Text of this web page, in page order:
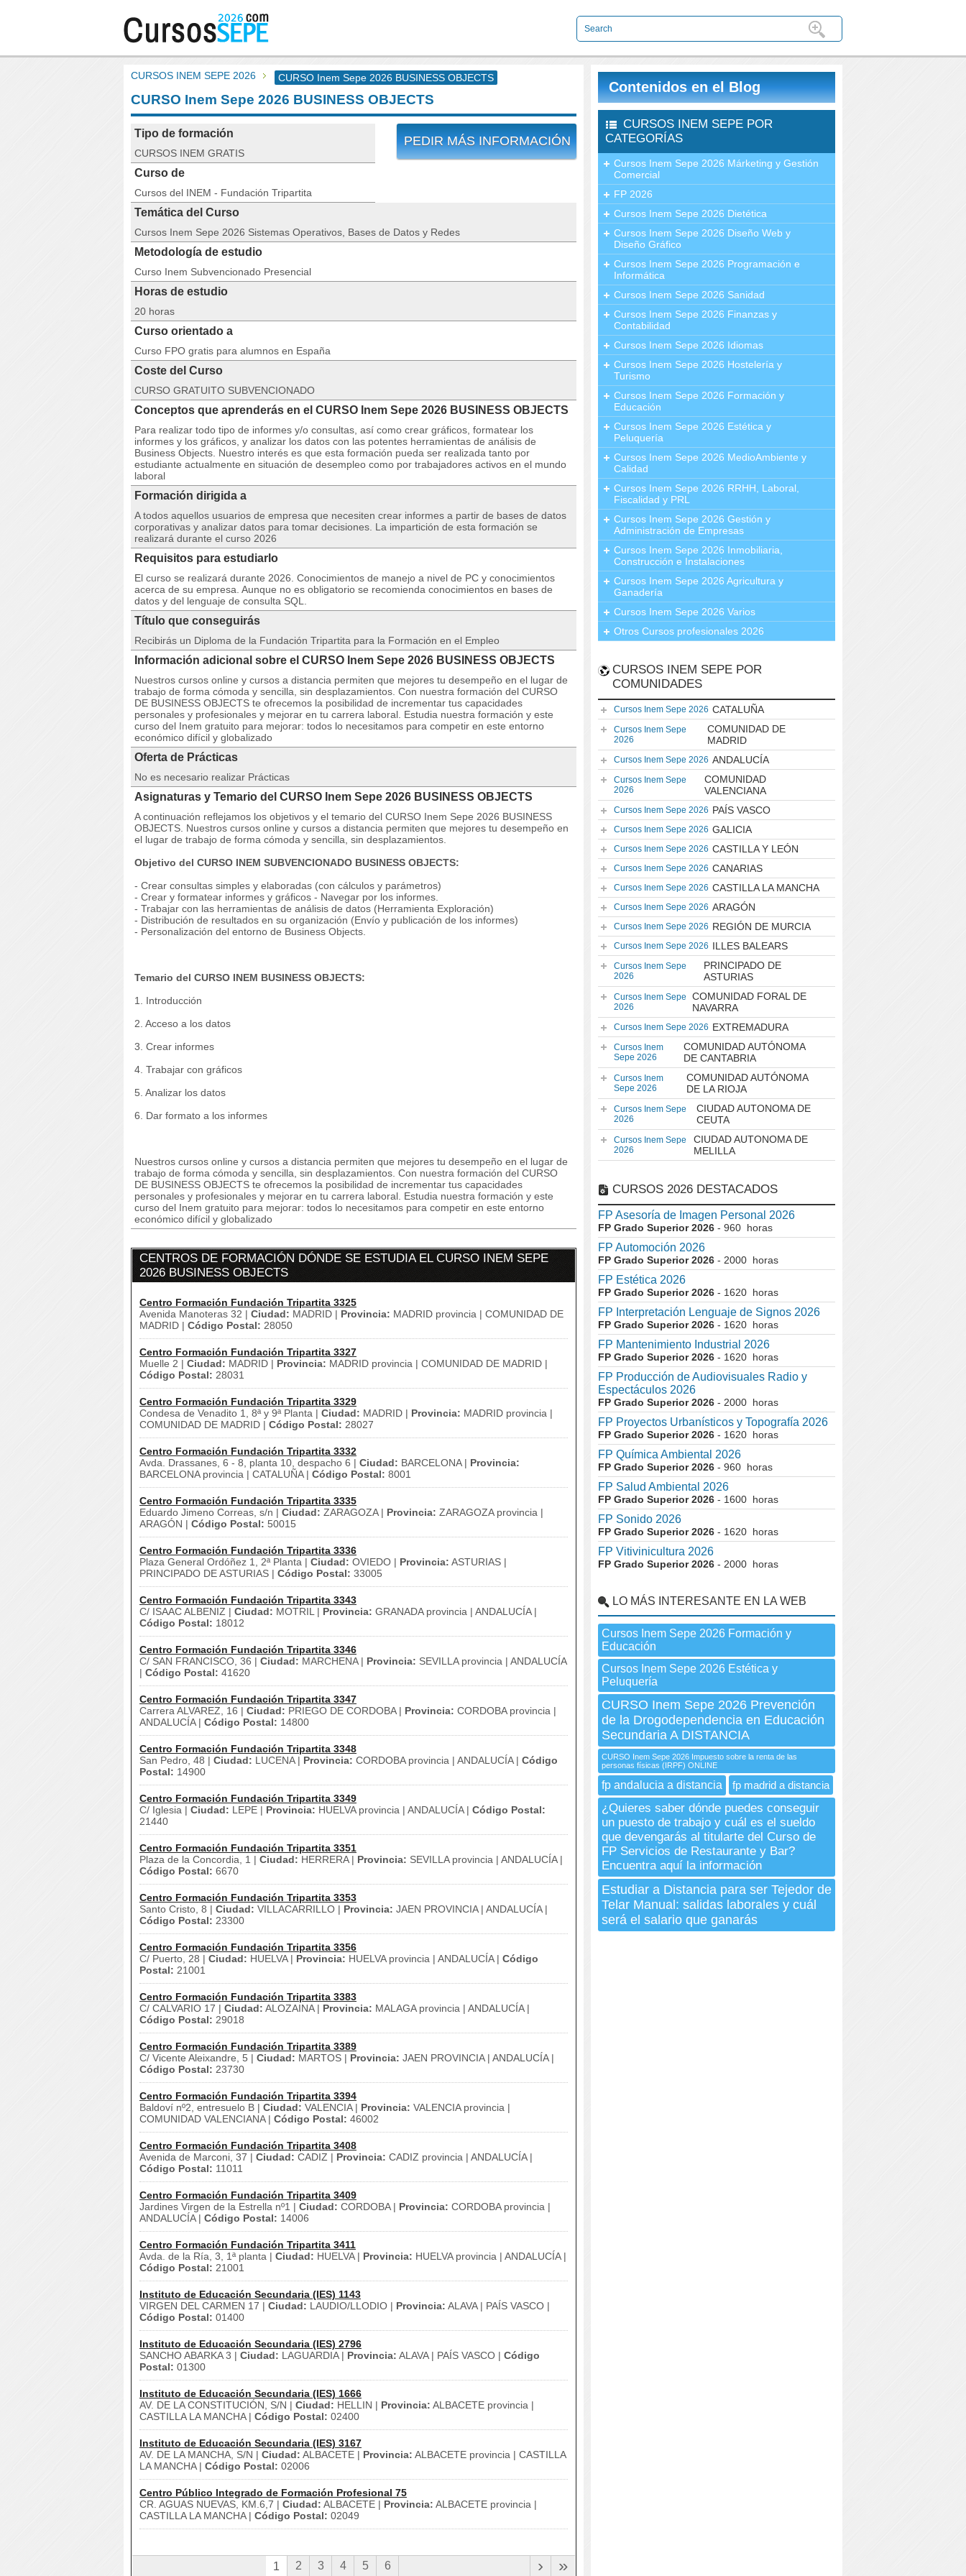
CURSOS INEM SEPE 2026 CURSO Inem Sepe 2026 BUSINESS OBJECTS
CURSO Inem Sepe 2026 BUSINESS OBJECTS
PEDIR MÁS INFORMACIÓN
Tipo de formación
CURSOS INEM GRATIS
Curso de
Cursos del INEM - Fundación Tripartita
Temática del Curso
Cursos Inem Sepe 2026 Sistemas Operativos, Bases de Datos y Redes
Metodología de estudio
Curso Inem Subvencionado Presencial
Horas de estudio
20 horas
Curso orientado a
Curso FPO gratis para alumnos en España
Coste del Curso
CURSO GRATUITO SUBVENCIONADO
Conceptos que aprenderás en el CURSO Inem Sepe 2026 BUSINESS OBJECTS
Para realizar todo tipo de informes y/o consultas, así como crear gráficos, formatear los
informes y los gráficos, y analizar los datos con las potentes herramientas de análisis de
Business Objects. Nuestro interés es que esta formación pueda ser realizada tanto por
estudiante actualmente en situación de desempleo como por trabajadores activos en el mundo
laboral
Formación dirigida a
A todos aquellos usuarios de empresa que necesiten crear informes a partir de bases de datos
corporativas y analizar datos para tomar decisiones. La impartición de esta formación se
realizará durante el curso 2026
Requisitos para estudiarlo
El curso se realizará durante 2026. Conocimientos de manejo a nivel de PC y conocimientos
acerca de su empresa. Aunque no es obligatorio se recomienda conocimientos en bases de
datos y del lenguaje de consulta SQL.
Título que conseguirás
Recibirás un Diploma de la Fundación Tripartita para la Formación en el Empleo
Información adicional sobre el CURSO Inem Sepe 2026 BUSINESS OBJECTS
Nuestros cursos online y cursos a distancia permiten que mejores tu desempeño en el lugar de
trabajo de forma cómoda y sencilla, sin desplazamientos. Con nuestra formación del CURSO
DE BUSINESS OBJECTS te ofrecemos la posibilidad de incrementar tus capacidades
personales y profesionales y mejorar en tu carrera laboral. Estudia nuestra formación y este
curso del Inem gratuito para mejorar: todos lo necesitamos para competir en este entorno
económico difícil y globalizado
Oferta de Prácticas
No es necesario realizar Prácticas
Asignaturas y Temario del CURSO Inem Sepe 2026 BUSINESS OBJECTS
A continuación reflejamos los objetivos y el temario del CURSO Inem Sepe 2026 BUSINESS
OBJECTS. Nuestros cursos online y cursos a distancia permiten que mejores tu desempeño en
el lugar de trabajo de forma cómoda y sencilla, sin desplazamientos.
Objetivo del CURSO INEM SUBVENCIONADO BUSINESS OBJECTS:
- Crear consultas simples y elaboradas (con cálculos y parámetros)
- Crear y formatear informes y gráficos - Navegar por los informes.
- Trabajar con las herramientas de análisis de datos (Herramienta Exploración)
- Distribución de resultados en su organización (Envío y publicación de los informes)
- Personalización del entorno de Business Objects.
Temario del CURSO INEM BUSINESS OBJECTS:
1. Introducción
2. Acceso a los datos
3. Crear informes
4. Trabajar con gráficos
5. Analizar los datos
6. Dar formato a los informes
Nuestros cursos online y cursos a distancia permiten que mejores tu desempeño en el lugar de
trabajo de forma cómoda y sencilla, sin desplazamientos. Con nuestra formación del CURSO
DE BUSINESS OBJECTS te ofrecemos la posibilidad de incrementar tus capacidades
personales y profesionales y mejorar en tu carrera laboral. Estudia nuestra formación y este
curso del Inem gratuito para mejorar: todos lo necesitamos para competir en este entorno
económico difícil y globalizado
CENTROS DE FORMACIÓN DÓNDE SE ESTUDIA EL CURSO INEM SEPE
2026 BUSINESS OBJECTS
Centro Formación Fundación Tripartita 3325
Avenida Manoteras 32 | Ciudad: MADRID | Provincia: MADRID provincia | COMUNIDAD DE
MADRID | Código Postal: 28050
Centro Formación Fundación Tripartita 3327
Muelle 2 | Ciudad: MADRID | Provincia: MADRID provincia | COMUNIDAD DE MADRID |
Código Postal: 28031
Centro Formación Fundación Tripartita 3329
Condesa de Venadito 1, 8ª y 9ª Planta | Ciudad: MADRID | Provincia: MADRID provincia |
COMUNIDAD DE MADRID | Código Postal: 28027
Centro Formación Fundación Tripartita 3332
Avda. Drassanes, 6 - 8, planta 10, despacho 6 | Ciudad: BARCELONA | Provincia:
BARCELONA provincia | CATALUÑA | Código Postal: 8001
Centro Formación Fundación Tripartita 3335
Eduardo Jimeno Correas, s/n | Ciudad: ZARAGOZA | Provincia: ZARAGOZA provincia |
ARAGÓN | Código Postal: 50015
Centro Formación Fundación Tripartita 3336
Plaza General Ordóñez 1, 2ª Planta | Ciudad: OVIEDO | Provincia: ASTURIAS |
PRINCIPADO DE ASTURIAS | Código Postal: 33005
Centro Formación Fundación Tripartita 3343
C/ ISAAC ALBENIZ | Ciudad: MOTRIL | Provincia: GRANADA provincia | ANDALUCÍA |
Código Postal: 18012
Centro Formación Fundación Tripartita 3346
C/ SAN FRANCISCO, 36 | Ciudad: MARCHENA | Provincia: SEVILLA provincia | ANDALUCÍA
| Código Postal: 41620
Centro Formación Fundación Tripartita 3347
Carrera ALVAREZ, 16 | Ciudad: PRIEGO DE CORDOBA | Provincia: CORDOBA provincia |
ANDALUCÍA | Código Postal: 14800
Centro Formación Fundación Tripartita 3348
San Pedro, 48 | Ciudad: LUCENA | Provincia: CORDOBA provincia | ANDALUCÍA | Código
Postal: 14900
Centro Formación Fundación Tripartita 3349
C/ Iglesia | Ciudad: LEPE | Provincia: HUELVA provincia | ANDALUCÍA | Código Postal:
21440
Centro Formación Fundación Tripartita 3351
Plaza de la Concordia, 1 | Ciudad: HERRERA | Provincia: SEVILLA provincia | ANDALUCÍA |
Código Postal: 6670
Centro Formación Fundación Tripartita 3353
Santo Cristo, 8 | Ciudad: VILLACARRILLO | Provincia: JAEN PROVINCIA | ANDALUCÍA |
Código Postal: 23300
Centro Formación Fundación Tripartita 3356
C/ Puerto, 28 | Ciudad: HUELVA | Provincia: HUELVA provincia | ANDALUCÍA | Código
Postal: 21001
Centro Formación Fundación Tripartita 3383
C/ CALVARIO 17 | Ciudad: ALOZAINA | Provincia: MALAGA provincia | ANDALUCÍA |
Código Postal: 29018
Centro Formación Fundación Tripartita 3389
C/ Vicente Aleixandre, 5 | Ciudad: MARTOS | Provincia: JAEN PROVINCIA | ANDALUCÍA |
Código Postal: 23730
Centro Formación Fundación Tripartita 3394
Baldoví nº2, entresuelo B | Ciudad: VALENCIA | Provincia: VALENCIA provincia |
COMUNIDAD VALENCIANA | Código Postal: 46002
Centro Formación Fundación Tripartita 3408
Avenida de Marconi, 37 | Ciudad: CADIZ | Provincia: CADIZ provincia | ANDALUCÍA |
Código Postal: 11011
Centro Formación Fundación Tripartita 3409
Jardines Virgen de la Estrella nº1 | Ciudad: CORDOBA | Provincia: CORDOBA provincia |
ANDALUCÍA | Código Postal: 14006
Centro Formación Fundación Tripartita 3411
Avda. de la Ría, 3, 1ª planta | Ciudad: HUELVA | Provincia: HUELVA provincia | ANDALUCÍA |
Código Postal: 21001
Instituto de Educación Secundaria (IES) 1143
VIRGEN DEL CARMEN 17 | Ciudad: LAUDIO/LLODIO | Provincia: ALAVA | PAÍS VASCO |
Código Postal: 01400
Instituto de Educación Secundaria (IES) 2796
SANCHO ABARKA 3 | Ciudad: LAGUARDIA | Provincia: ALAVA | PAÍS VASCO | Código
Postal: 01300
Instituto de Educación Secundaria (IES) 1666
AV. DE LA CONSTITUCIÓN, S/N | Ciudad: HELLIN | Provincia: ALBACETE provincia |
CASTILLA LA MANCHA | Código Postal: 02400
Instituto de Educación Secundaria (IES) 3167
AV. DE LA MANCHA, S/N | Ciudad: ALBACETE | Provincia: ALBACETE provincia | CASTILLA
LA MANCHA | Código Postal: 02006
Centro Público Integrado de Formación Profesional 75
CR. AGUAS NUEVAS, KM.6,7 | Ciudad: ALBACETE | Provincia: ALBACETE provincia |
CASTILLA LA MANCHA | Código Postal: 02049
1 2 3 4 5 6 »
›
Contenidos en el Blog
CURSOS INEM SEPE POR
CATEGORÍAS
Cursos Inem Sepe 2026 Márketing y Gestión
Comercial
FP 2026
Cursos Inem Sepe 2026 Dietética
Cursos Inem Sepe 2026 Diseño Web y
Diseño Gráfico
Cursos Inem Sepe 2026 Programación e
Informática
Cursos Inem Sepe 2026 Sanidad
Cursos Inem Sepe 2026 Finanzas y
Contabilidad
Cursos Inem Sepe 2026 Idiomas
Cursos Inem Sepe 2026 Hostelería y
Turismo
Cursos Inem Sepe 2026 Formación y
Educación
Cursos Inem Sepe 2026 Estética y
Peluquería
Cursos Inem Sepe 2026 MedioAmbiente y
Calidad
Cursos Inem Sepe 2026 RRHH, Laboral,
Fiscalidad y PRL
Cursos Inem Sepe 2026 Gestión y
Administración de Empresas
Cursos Inem Sepe 2026 Inmobiliaria,
Construcción e Instalaciones
Cursos Inem Sepe 2026 Agricultura y
Ganadería
Cursos Inem Sepe 2026 Varios
Otros Cursos profesionales 2026
CURSOS INEM SEPE POR
COMUNIDADES
Cursos Inem Sepe 2026 CATALUÑA
Cursos Inem Sepe
2026
COMUNIDAD DE
MADRID
Cursos Inem Sepe 2026 ANDALUCÍA
Cursos Inem Sepe
2026
COMUNIDAD
VALENCIANA
Cursos Inem Sepe 2026 PAÍS VASCO
Cursos Inem Sepe 2026 GALICIA
Cursos Inem Sepe 2026 CASTILLA Y LEÓN
Cursos Inem Sepe 2026 CANARIAS
Cursos Inem Sepe 2026 CASTILLA LA MANCHA
Cursos Inem Sepe 2026 ARAGÓN
Cursos Inem Sepe 2026 REGIÓN DE MURCIA
Cursos Inem Sepe 2026 ILLES BALEARS
Cursos Inem Sepe
2026
PRINCIPADO DE
ASTURIAS
Cursos Inem Sepe
2026
COMUNIDAD FORAL DE
NAVARRA
Cursos Inem Sepe 2026 EXTREMADURA
Cursos Inem
Sepe 2026
COMUNIDAD AUTÓNOMA
DE CANTABRIA
Cursos Inem
Sepe 2026
COMUNIDAD AUTÓNOMA
DE LA RIOJA
Cursos Inem Sepe
2026
CIUDAD AUTONOMA DE
CEUTA
Cursos Inem Sepe
2026
CIUDAD AUTONOMA DE
MELILLA
CURSOS 2026 DESTACADOS
FP Asesoría de Imagen Personal 2026
FP Grado Superior 2026 - 960 horas
FP Automoción 2026
FP Grado Superior 2026 - 2000 horas
FP Estética 2026
FP Grado Superior 2026 - 1620 horas
FP Interpretación Lenguaje de Signos 2026
FP Grado Superior 2026 - 1620 horas
FP Mantenimiento Industrial 2026
FP Grado Superior 2026 - 1620 horas
FP Producción de Audiovisuales Radio y
Espectáculos 2026
FP Grado Superior 2026 - 2000 horas
FP Proyectos Urbanísticos y Topografía 2026
FP Grado Superior 2026 - 1620 horas
FP Química Ambiental 2026
FP Grado Superior 2026 - 960 horas
FP Salud Ambiental 2026
FP Grado Superior 2026 - 1600 horas
FP Sonido 2026
FP Grado Superior 2026 - 1620 horas
FP Vitivinicultura 2026
FP Grado Superior 2026 - 2000 horas
LO MÁS INTERESANTE EN LA WEB
Cursos Inem Sepe 2026 Formación y
Educación
Cursos Inem Sepe 2026 Estética y
Peluquería
CURSO Inem Sepe 2026 Prevención
de la Drogodependencia en Educación
Secundaria A DISTANCIA
CURSO Inem Sepe 2026 Impuesto sobre la renta de las
personas físicas (IRPF) ONLINE
fp andalucia a distancia fp madrid a distancia
¿Quieres saber dónde puedes conseguir
un puesto de trabajo y cuál es el sueldo
que devengarás al titularte del Curso de
FP Servicios de Restaurante y Bar?
Encuentra aquí la información
Estudiar a Distancia para ser Tejedor de
Telar Manual: salidas laborales y cuál
será el salario que ganarás